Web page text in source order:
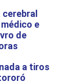
e
de
a tiros